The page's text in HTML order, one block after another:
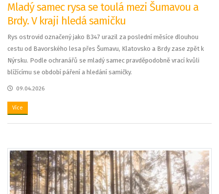
Mladý samec rysa se toulá mezi Šumavou a
Brdy. V kraji hledá samičku
Rys ostrovid označený jako B347 urazil za poslední měsíce dlouhou
cestu od Bavorského lesa přes Šumavu, Klatovsko a Brdy zase zpět k
Nýrsku. Podle ochranářů se mladý samec pravděpodobně vrací kvůli
blížícímu se období páření a hledání samičky.
09.04.2026
Více